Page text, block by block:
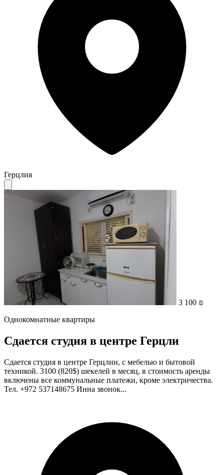
Герцлия
3 100 ₪
Однокомнатные квартиры
Сдается студия в центре Герцли
Сдается студия в центре Герцлии, с мебелью и бытовой
техникой. 3100 (820$) шекелей в месяц, в стоимость аренды
включены все коммунальные платежи, кроме электричества.
Тел. +972 537148675 Инна звонок...